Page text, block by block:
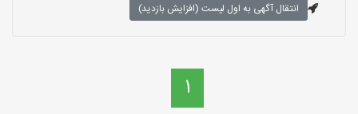
انتقال آگهی به اول لیست (افزایش بازدید)
1